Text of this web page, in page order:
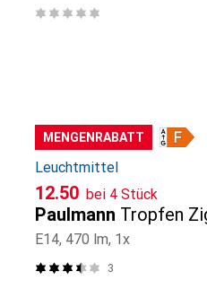
MENGENRABATT
Leuchtmittel
CHF
12.50 bei 4 Stück
Paulmann Tropfen
E14, 470 lm, 1x
3